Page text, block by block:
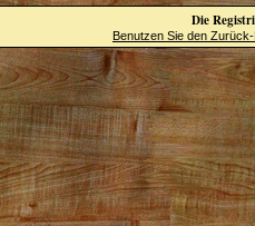
Die
Benutzen Sie den